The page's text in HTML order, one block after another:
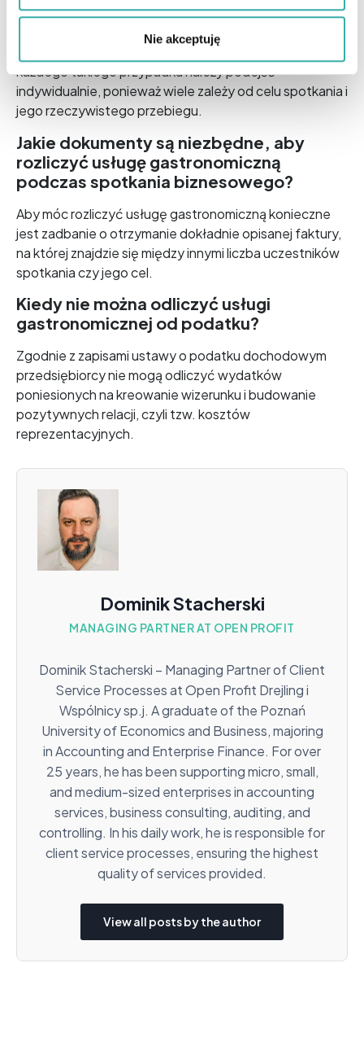
Nie akceptuję
Według przepisów wydatki poniesione na jedzenie i
napoje podczas biznesowego spotkania można
odliczyć od kosztów uzyskania przychodów, jednak do
każdego takiego przypadku należy podejść
indywidualnie, ponieważ wiele zależy od celu spotkania i
jego rzeczywistego przebiegu.
Jakie dokumenty są niezbędne, aby
rozliczyć usługę gastronomiczną
podczas spotkania biznesowego?
Aby móc rozliczyć usługę gastronomiczną konieczne
jest zadbanie o otrzymanie dokładnie opisanej faktury,
na której znajdzie się między innymi liczba uczestników
spotkania czy jego cel.
Kiedy nie można odliczyć usługi
gastronomicznej od podatku?
Zgodnie z zapisami ustawy o podatku dochodowym
przedsiębiorcy nie mogą odliczyć wydatków
poniesionych na kreowanie wizerunku i budowanie
pozytywnych relacji, czyli tzw. kosztów
reprezentacyjnych.
Dominik Stacherski
MANAGING PARTNER AT OPEN PROFIT
Dominik Stacherski – Managing Partner of Client
Service Processes at Open Profit Drejling i
Wspólnicy sp.j. A graduate of the Poznań
University of Economics and Business, majoring
in Accounting and Enterprise Finance. For over
25 years, he has been supporting micro, small,
and medium-sized enterprises in accounting
services, business consulting, auditing, and
controlling. In his daily work, he is responsible for
client service processes, ensuring the highest
quality of services provided.
View all posts by the author